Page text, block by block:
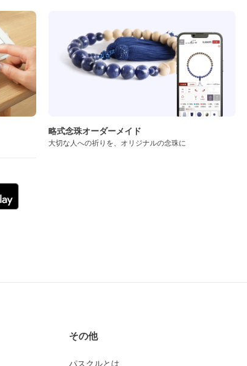
略式念珠オーダーメイド
大切な人への祈りを、オリジナルの念珠に
その他
パスクルとは